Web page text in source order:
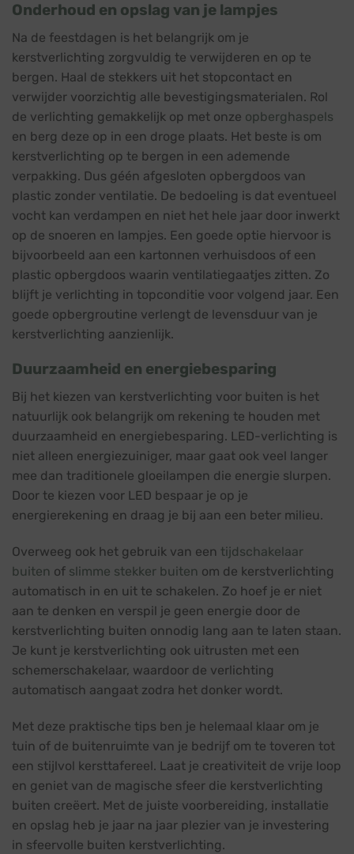
Onderhoud en opslag van je lampjes
Na de feestdagen is het belangrijk om je
kerstverlichting zorgvuldig te verwijderen en op te
bergen. Haal de stekkers uit het stopcontact en
verwijder voorzichtig alle bevestigingsmaterialen. Rol
de verlichting gemakkelijk op met onze opberghaspels
en berg deze op in een droge plaats. Het beste is om
kerstverlichting op te bergen in een ademende
verpakking. Dus géén afgesloten opbergdoos van
plastic zonder ventilatie. De bedoeling is dat eventueel
vocht kan verdampen en niet het hele jaar door inwerkt
op de snoeren en lampjes. Een goede optie hiervoor is
bijvoorbeeld aan een kartonnen verhuisdoos of een
plastic opbergdoos waarin ventilatiegaatjes zitten. Zo
blijft je verlichting in topconditie voor volgend jaar. Een
goede opbergroutine verlengt de levensduur van je
kerstverlichting aanzienlijk.
Duurzaamheid en energiebesparing
Bij het kiezen van kerstverlichting voor buiten is het
natuurlijk ook belangrijk om rekening te houden met
duurzaamheid en energiebesparing. LED-verlichting is
niet alleen energiezuiniger, maar gaat ook veel langer
mee dan traditionele gloeilampen die energie slurpen.
Door te kiezen voor LED bespaar je op je
energierekening en draag je bij aan een beter milieu.
Overweeg ook het gebruik van een tijdschakelaar
buiten of slimme stekker buiten om de kerstverlichting
automatisch in en uit te schakelen. Zo hoef je er niet
aan te denken en verspil je geen energie door de
kerstverlichting buiten onnodig lang aan te laten staan.
Je kunt je kerstverlichting ook uitrusten met een
schemerschakelaar, waardoor de verlichting
automatisch aangaat zodra het donker wordt.
Met deze praktische tips ben je helemaal klaar om je
tuin of de buitenruimte van je bedrijf om te toveren tot
een stijlvol kersttafereel. Laat je creativiteit de vrije loop
en geniet van de magische sfeer die kerstverlichting
buiten creëert. Met de juiste voorbereiding, installatie
en opslag heb je jaar na jaar plezier van je investering
in sfeervolle buiten kerstverlichting.